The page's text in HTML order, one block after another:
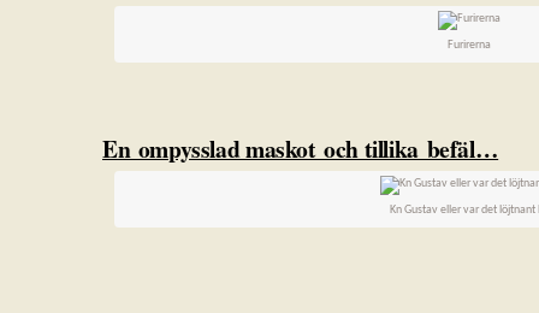
Furirerna
En ompysslad maskot och tillika befäl…
Kn Gustav eller var det löjtnant